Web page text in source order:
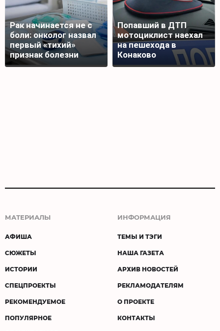
Рак начинается не с
боли: онколог назвал
первый «тихий»
признак болезни
Попавший в ДТП
мотоциклист наехал
на пешехода в
Конаково
МАТЕРИАЛЫ
АФИША
СЮЖЕТЫ
ИСТОРИИ
СПЕЦПРОЕКТЫ
РЕКОМЕНДУЕМОЕ
ПОПУЛЯРНОЕ
ИНФОРМАЦИЯ
ТЕМЫ И ТЭГИ
НАША ГАЗЕТА
АРХИВ НОВОСТЕЙ
РЕКЛАМОДАТЕЛЯМ
О ПРОЕКТЕ
КОНТАКТЫ